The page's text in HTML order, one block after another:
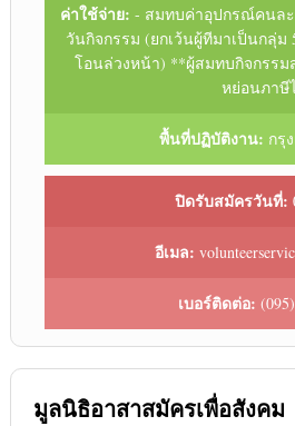
ค่าใช้จ่าย: - สมทบค่าอุปกรณ์คนล
วันกิจกรรม (ยกเว้นผู้ทีมาเป็นกลุ่
โอนล่วงหน้า) **ผู้สมทบกิจกรรม
หย่อนภาษี
พื้นที่ปฏิบัติงาน: กรุ
ปิดรับสมัครวันที่:
อีเมล:
เบอร์ติดต่อ:
มูลนิธิอาสาสมัครเพื่อสังคม